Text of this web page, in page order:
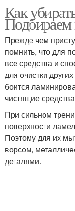
Как
Подбираем
Прежде чем
помнить, что для
все средства и
для очистки
боится
чистящие
При сильном
поверхности
Поэтому для их
ворсом,
деталями.